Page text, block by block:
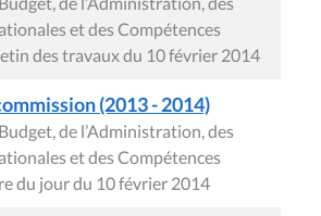
et des Compétences
des travaux du 10 février 2014
(2013 - 2014)
de l’Administration, des
et des Compétences
du jour du 10 février 2014